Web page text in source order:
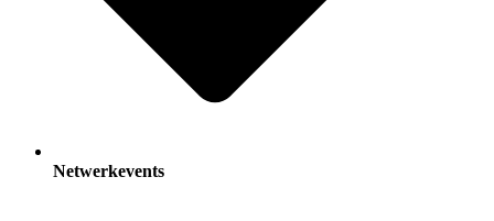
Netwerkevents